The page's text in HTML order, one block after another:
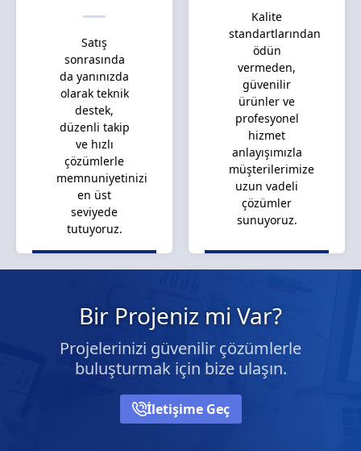
Satış
sonrasında
da yanınızda
olarak teknik
destek,
düzenli takip
ve hızlı
çözümlerle
memnuniyetinizi
en üst
seviyede
tutuyoruz.
Kalite
standartlarından
ödün
vermeden,
güvenilir
ürünler ve
profesyonel
hizmet
anlayışımızla
müşterilerimize
uzun vadeli
çözümler
sunuyoruz.
Bir Projeniz mi Var?
Projelerinizi güvenilir çözümlerle
buluşturmak için bize ulaşın.
İletişime Geç